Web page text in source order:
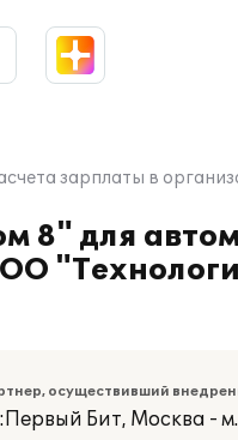
зарплаты в
8" для
осуществивший
Бит, Москва -